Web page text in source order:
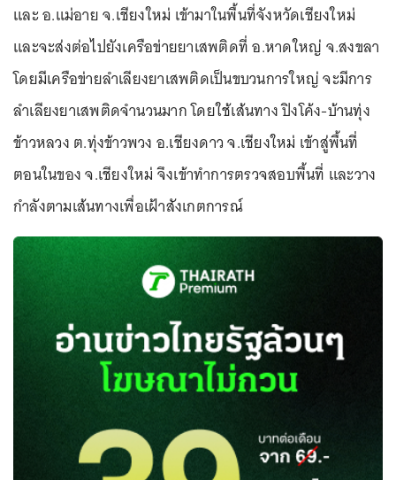
และ อ.แม่อาย จ.เชียงใหม่ เข้ามาในพื้นที่จังหวัดเชียงใหม่
และจะส่งต่อไปยังเครือข่ายยาเสพติดที่ อ.หาดใหญ่ จ.สงขลา
โดยมีเครือข่ายลำเลียงยาเสพติดเป็นขบวนการใหญ่ จะมีการ
ลำเลียงยาเสพติดจำนวนมาก โดยใช้เส้นทาง ปิงโค้ง-บ้านทุ่ง
ข้าวหลวง ต.ทุ่งข้าวพวง อ.เชียงดาว จ.เชียงใหม่ เข้าสู่พื้นที่
ตอนในของ จ.เชียงใหม่ จึงเข้าทำการตรวจสอบพื้นที่ และวาง
กำลังตามเส้นทางเพื่อเฝ้าสังเกตการณ์